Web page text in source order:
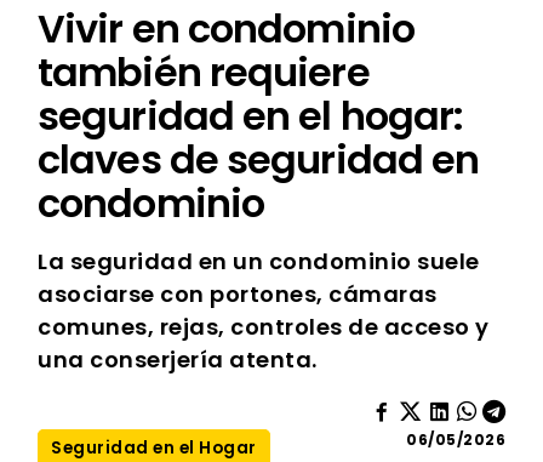
Vivir en condominio
también requiere
seguridad en el hogar:
claves de seguridad en
condominio
La seguridad en un condominio suele
asociarse con portones, cámaras
comunes, rejas, controles de acceso y
una conserjería atenta.
Seguridad en el Hogar 06/05/2026